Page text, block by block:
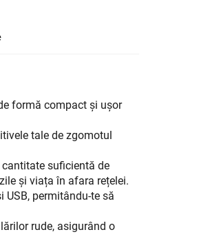
formă compact și ușor
tale de zgomotul
suficientă de
și viața în afara rețelei.
USB, permitându-te să
rude, asigurând o